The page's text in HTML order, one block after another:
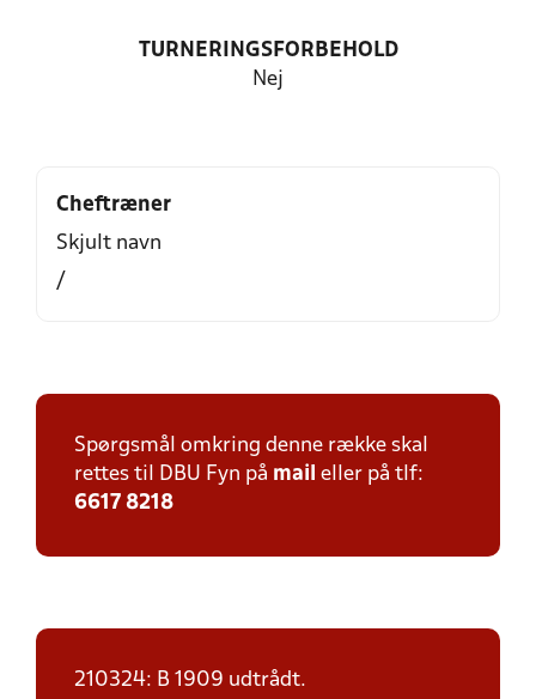
TURNERINGSFORBEHOLD
Nej
Cheftræner
Skjult navn
/
Spørgsmål omkring denne række skal
rettes til DBU Fyn på mail eller på tlf:
6617 8218
210324: B 1909 udtrådt.